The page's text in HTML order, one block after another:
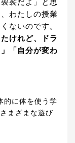
裟だよ」と思
わたしの授業
ないのです。
けれど、ドラ
「自分が変わ
的に体を使う学
まざまな遊び